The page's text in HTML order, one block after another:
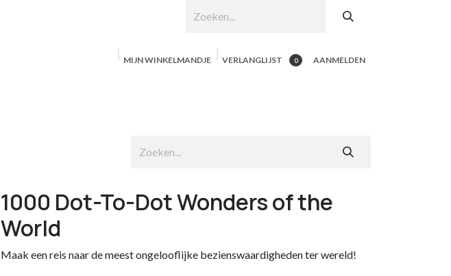
MIJN WINKELMANDJE 0
VERLANGLIJST AANMELDEN
1000 Dot-To-Dot Wonders of the
World
Maak een reis naar de meest ongelooflijke bezienswaardigheden ter wereld!